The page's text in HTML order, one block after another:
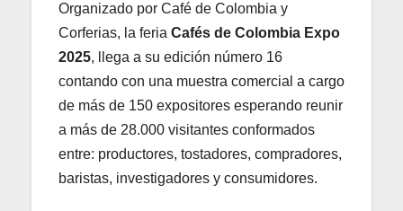
Organizado por Café de Colombia y
Corferias, la feria Cafés de Colombia Expo
2025, llega a su edición número 16
contando con una muestra comercial a cargo
de más de 150 expositores esperando reunir
a más de 28.000 visitantes conformados
entre: productores, tostadores, compradores,
baristas, investigadores y consumidores.